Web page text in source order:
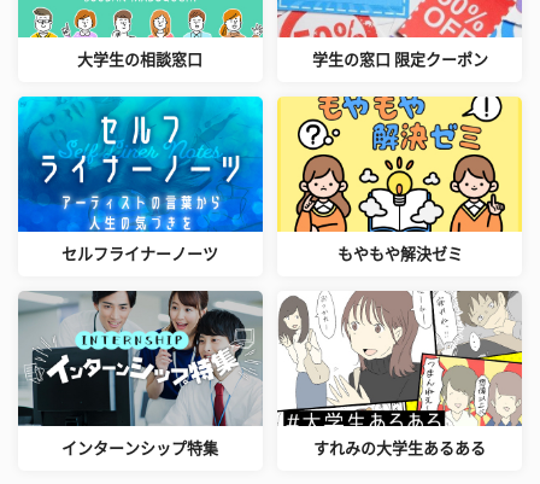
大学生の相談窓口 学生の窓口 限定クーポン
セルフライナーノーツ もやもや解決ゼミ
インターンシップ特集 すれみの大学生あるある